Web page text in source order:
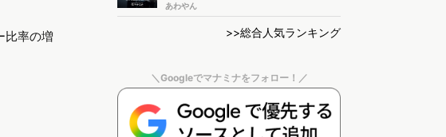
比率の増
あわやん
>>総合人気ランキング
＼Googleでマナミナをフォロー！／